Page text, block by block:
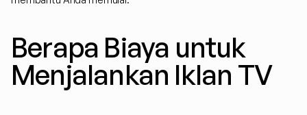
Berapa Biaya untuk
Menjalankan Iklan TV